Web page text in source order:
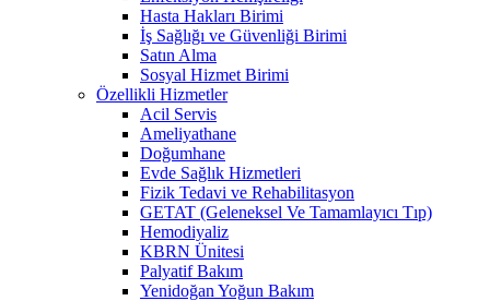
Hasta Hakları Birimi
İş Sağlığı ve Güvenliği Birimi
Satın Alma
Sosyal Hizmet Birimi
Özellikli Hizmetler
Acil Servis
Ameliyathane
Doğumhane
Evde Sağlık Hizmetleri
Fizik Tedavi ve Rehabilitasyon
GETAT (Geleneksel Ve Tamamlayıcı Tıp)
Hemodiyaliz
KBRN Ünitesi
Palyatif Bakım
Yenidoğan Yoğun Bakım